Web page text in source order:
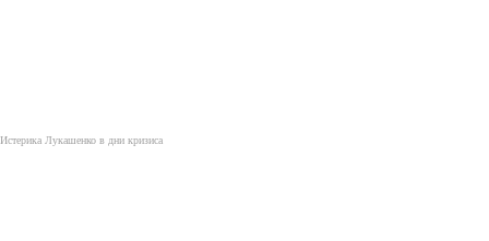
Истерика Лукашенко в дни кризиса